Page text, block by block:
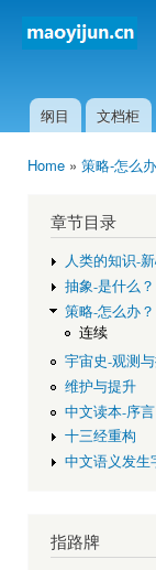
Main menu
纲目 文档柜
Home » 策略-怎么
章节目录
人类的知识-
抽象-是什么？
策略-怎么办？
连续
宇宙史-观测
维护与提升
中文读本-序言
十三经重构
中文语义发生
指路牌